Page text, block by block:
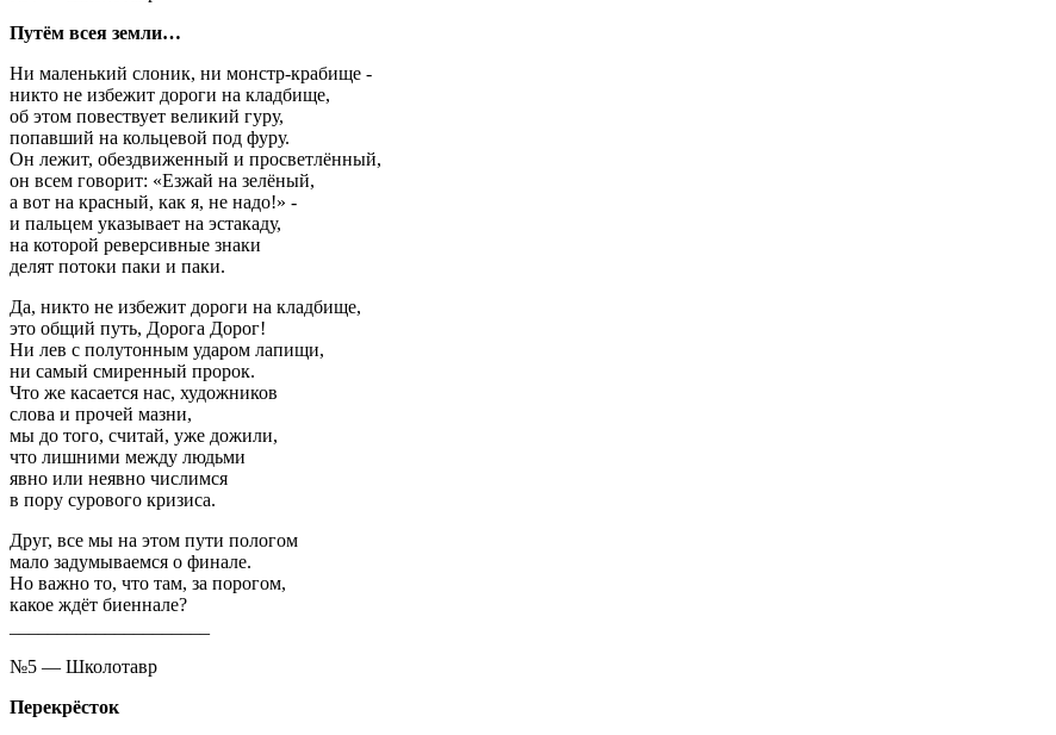
Путём всея земли…
Ни маленький слоник, ни монстр-крабище -
никто не избежит дороги на кладбище,
об этом повествует великий гуру,
попавший на кольцевой под фуру.
Он лежит, обездвиженный и просветлённый,
он всем говорит: «Езжай на зелёный,
а вот на красный, как я, не надо!» -
и пальцем указывает на эстакаду,
на которой реверсивные знаки
делят потоки паки и паки.
Да, никто не избежит дороги на кладбище,
это общий путь, Дорога Дорог!
Ни лев с полутонным ударом лапищи,
ни самый смиренный пророк.
Что же касается нас, художников
слова и прочей мазни,
мы до того, считай, уже дожили,
что лишними между людьми
явно или неявно числимся
в пору сурового кризиса.
Друг, все мы на этом пути пологом
мало задумываемся о финале.
Но важно то, что там, за порогом,
какое ждёт биеннале?
№5 — Школотавр
Перекрёсток